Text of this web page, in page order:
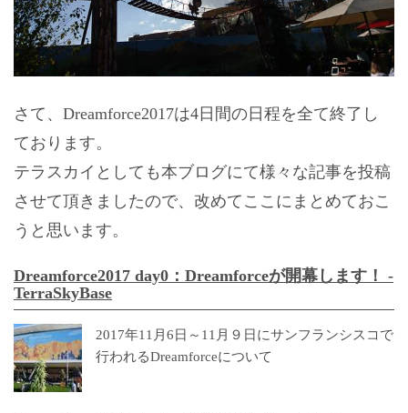
さて、Dreamforce2017は4日間の日程を全て終了し
ております。
テラスカイとしても本ブログにて様々な記事を投稿
させて頂きましたので、改めてここにまとめておこ
うと思います。
Dreamforce2017 day0：Dreamforceが開幕します！ -
TerraSkyBase
2017年11月6日～11月９日にサンフランシスコで
行われるDreamforceについて